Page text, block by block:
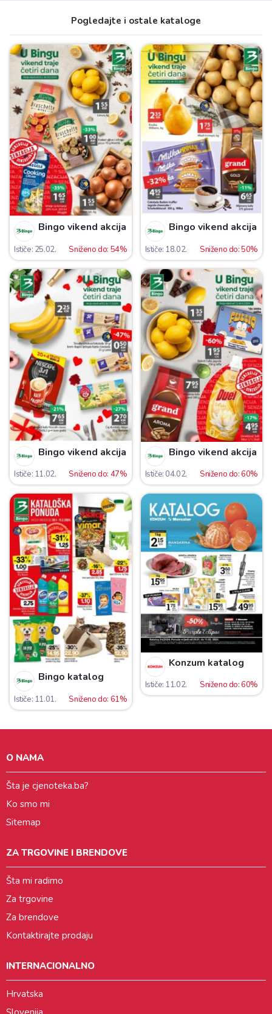
Pogledajte i ostale kataloge
Bingo vikend akcija
Ističe: 25.02. Sniženo do: 54%
Bingo vikend akcija
Ističe: 18.02. Sniženo do: 50%
Bingo vikend akcija
Ističe: 11.02. Sniženo do: 47%
Bingo vikend akcija
Ističe: 04.02. Sniženo do: 60%
Bingo katalog
Ističe: 11.01. Sniženo do: 61%
Konzum katalog
Ističe: 11.02. Sniženo do: 60%
O NAMA
Šta je cjenoteka.ba?
Ko smo mi
Sitemap
ZA TRGOVINE I BRENDOVE
Šta mi radimo
Za trgovine
Za brendove
Kontaktirajte prodaju
INTERNACIONALNO
Hrvatska